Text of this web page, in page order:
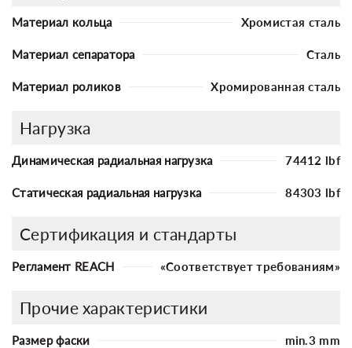
Материал кольца Хромистая сталь
Материал сепаратора Сталь
Материал роликов Хромированная сталь
Нагрузка
Динамическая радиальная нагрузка 74412 lbf
Статическая радиальная нагрузка 84303 lbf
Сертификация и стандарты
Регламент REACH «Соответствует требованиям»
Прочие характеристики
Размер фаски min.3 mm